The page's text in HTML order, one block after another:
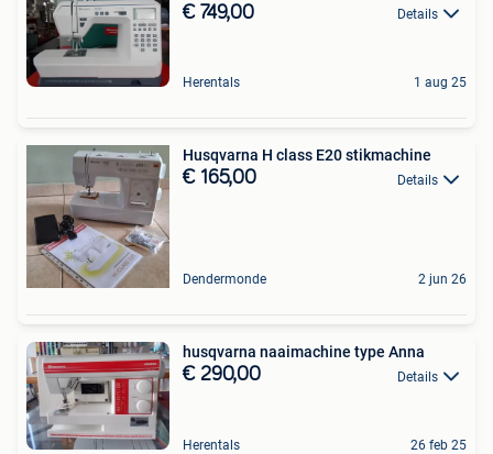
€ 749,00 Details
Herentals 1 aug 25
Husqvarna H class E20 stikmachine
€ 165,00 Details
Dendermonde 2 jun 26
husqvarna naaimachine type Anna
€ 290,00 Details
Herentals 26 feb 25